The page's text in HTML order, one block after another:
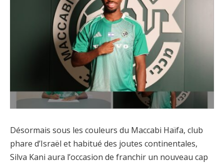
Désormais sous les couleurs du Maccabi Haïfa, club
phare d’Israël et habitué des joutes continentales,
Silva Kani aura l’occasion de franchir un nouveau cap